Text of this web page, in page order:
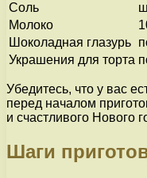
Соль
Молоко
Шоколадная глазурь
Украшения для торта
Убедитесь, что у вас
перед началом
и счастливого Нового
Шаги